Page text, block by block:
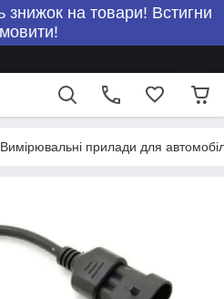
знижок на товари! Встигни
Вимірювальні прилади для